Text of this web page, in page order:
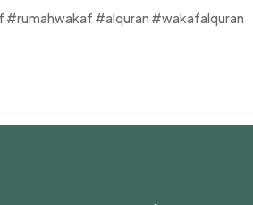
#alquran #wakafalquran